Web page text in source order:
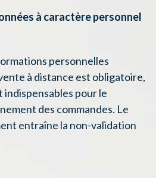
à caractère personnel
personnelles
à distance est obligatoire,
pour le
des commandes. Le
entraîne la non-validation